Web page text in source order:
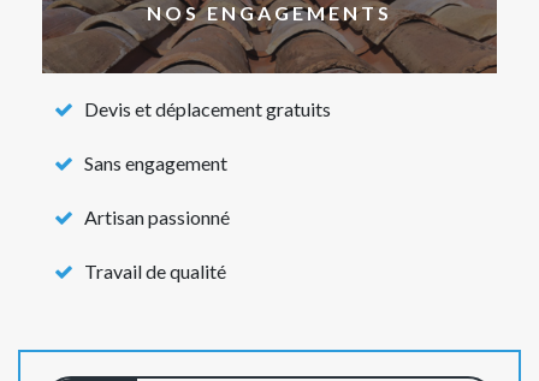
NOS ENGAGEMENTS
Devis et déplacement gratuits
Sans engagement
Artisan passionné
Travail de qualité